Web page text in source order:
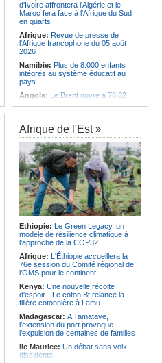
d'Ivoire affrontera l'Algérie et le
Maroc fera face à l'Afrique du Sud
en quarts
Afrique: Revue de presse de
l'Afrique francophone du 05 août
2026
Namibie: Plus de 8.000 enfants
intégrés au système éducatif au
pays
Angola: Le Brent ouvre à 78,82
Angola:Une commission présente
son plan d'intervention en cas de
catastrophe à Huambo
Angola:L'IDF renforce l'application
de la loi pour préserver la faune
sauvage
Angola:Les chasseurs angolais
préconisent la numérisation du
registre et des licences
Angola:Des coopératives de
pêche reçoivent des bateaux à
Soyo
Afrique:Plus de 150 Angolais
bénéficient de bourses d'études de
troisième cycle au Royaume-Uni
Afrique de l'Est
Ethiopie: Le Green Legacy, un
modèle de résilience climatique à
l'approche de la COP32
Afrique: L'Éthiopie accueillera la
76e session du Comité régional de
l'OMS pour le continent
Kenya: Une nouvelle récolte
d'espoir - Le coton Bt relance la
filière cotonnière à Lamu
Madagascar: A Tamatave,
l'extension du port provoque
l'expulsion de centaines de familles
Ile Maurice: Un débat sans voix
dissidente